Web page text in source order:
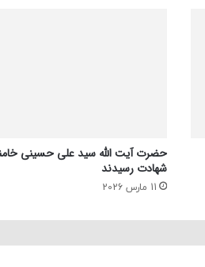
حضرت آیت الله سید علی حسینی
شهادت رسیدند
11 مارس 2026